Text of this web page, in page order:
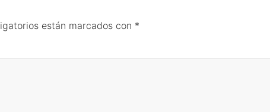
están marcados con *